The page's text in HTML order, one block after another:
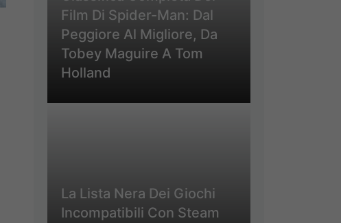
Film Di Spider-Man: Dal
Peggiore Al Migliore, Da
Tobey Maguire A Tom
Holland
La Lista Nera Dei Giochi
Incompatibili Con Steam